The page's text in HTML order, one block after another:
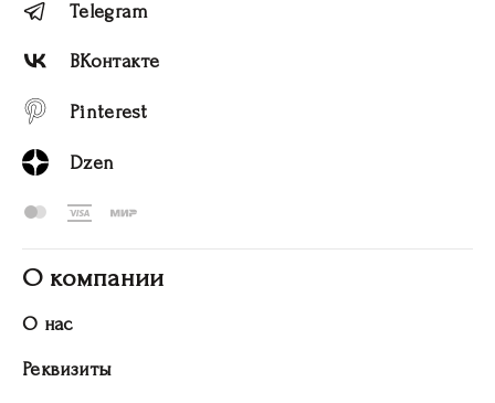
Telegram
ВКонтакте
Pinterest
Dzen
О компании
О нас
Реквизиты